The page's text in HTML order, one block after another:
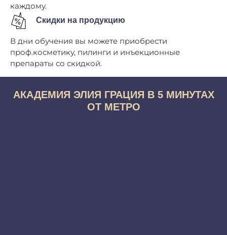
каждому.
Скидки на продукцию
В дни обучения вы можете приобрести
проф.косметику, пилинги и инъекционные
препараты со скидкой.
АКАДЕМИЯ ЭЛИЯ ГРАЦИЯ В 5 МИНУТАХ
ОТ МЕТРО